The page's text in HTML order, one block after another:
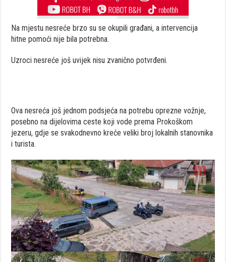
Na mjestu nesreće brzo su se okupili građani, a intervencija
hitne pomoći nije bila potrebna.
Uzroci nesreće još uvijek nisu zvanično potvrđeni.
Ova nesreća još jednom podsjeća na potrebu oprezne vožnje,
posebno na dijelovima ceste koji vode prema Prokoškom
jezeru, gdje se svakodnevno kreće veliki broj lokalnih stanovnika
i turista.